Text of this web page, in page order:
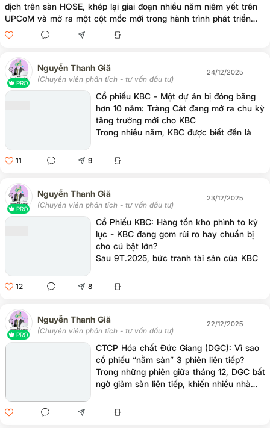
dịch trên sàn HOSE, khép lại giai đoạn nhiều năm niêm yết trên
UPCoM và mở ra một cột mốc mới trong hành trình phát triển
của Masan Consumer. Việc chuyển sàn không chỉ mang ý nghĩa
kỹ thuật, mà còn đánh dấu bước nâng tầm về minh bạch, thanh
hàng tiêu dùng hàng đầu Việt Nam. Ngay trong ngày đầu tiên,
MCH đã nhanh chóng thu hút sự chú ý mạnh mẽ từ cộng đồng
đầu tư. Song hành với sự kiện niêm yết, Masan Consumer cũng
PRO
Nguyễn Thanh Giã
(Chuyên viên phân tích - tư vấn đầu tư)
24/12/2025
Cổ phiếu KBC - Một dự án bị đóng băng
hơn 10 năm: Tràng Cát đang mở ra chu kỳ
tăng trưởng mới cho KBC
Trong nhiều năm, KBC được biết đến là
gắn liền với dòng vốn FDI. Tuy nhiên,
mảng phát triển đô thị, với trọng tâm là
Khu đô thị Tràng Cát – dự án có vai trò
then chốt đối với triển vọng tăng trưởng
và định giá dài hạn của KBC.
11 9
PRO
Nguyễn Thanh Giã
(Chuyên viên phân tích - tư vấn đầu tư)
23/12/2025
Cổ Phiếu KBC: Hàng tồn kho phình to kỷ
lục - KBC đang gom rủi ro hay chuẩn bị
cho cú bật lớn?
Sau 9T.2025, bức tranh tài sản của KBC
tăng mạnh 81% so với đầu năm và 6% so
cảnh thị trường vẫn đang trong quá trình
hồi phục. Phần lớn mức tăng này đến từ
các dự án quy mô lớn như KCN Lộc
Giang, NOXH Nếnh, KĐT Phúc Ninh,
nhưng đáng chú ý nhất chính là KĐT
Tràng Cát - nơi đang chiếm tới 65% tổng
tồn kho, tương đương 16.200 tỷ đồng,
12 8
PRO
Nguyễn Thanh Giã
(Chuyên viên phân tích - tư vấn đầu tư)
22/12/2025
CTCP Hóa chất Đức Giang (DGC): Vì sao
cổ phiếu “nằm sàn” 3 phiên liên tiếp?
Trong những phiên giữa tháng 12, DGC bất
ngờ giảm sàn liên tiếp, khiến nhiều nhà
nhịp rơi mạnh này là sự cộng hưởng của